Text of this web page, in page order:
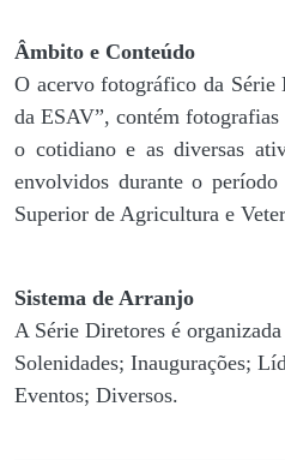
Âmbito e Conteúdo
O acervo fotográfico da Série
da ESAV”, contém
o cotidiano e as diversas
envolvidos durante o
Superior de Agricultura e
Sistema de Arranjo
A Série Diretores é
Solenidades; Inaugurações;
Eventos; Diversos.